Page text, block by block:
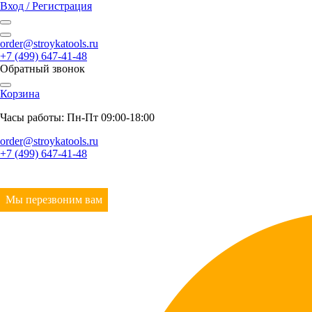
Вход / Регистрация
order@stroykatools.ru
+7 (499) 647-41-48
Обратный звонок
Корзина
Часы работы: Пн-Пт 09:00-18:00
order@stroykatools.ru
+7 (499) 647-41-48
Мы перезвоним вам